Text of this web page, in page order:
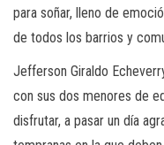
para soñar, lleno de
de todos los barrios y
Jefferson Giraldo
con sus dos menores de
disfrutar, a pasar un día